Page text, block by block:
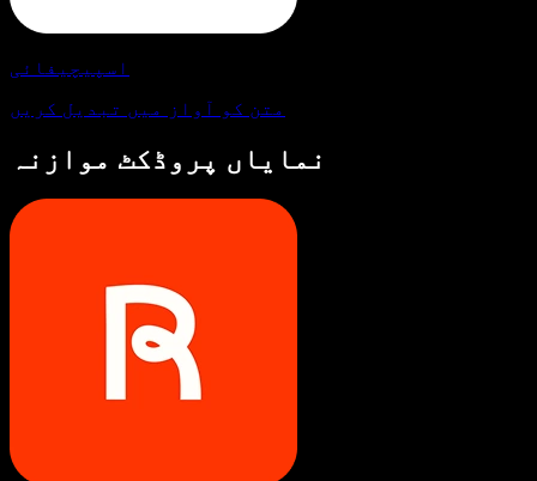
اسپیچیفائی
متن کو آواز میں تبدیل کریں
نمایاں پروڈکٹ موازنہ